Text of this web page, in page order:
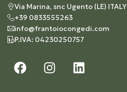
Via Marina, snc Ugento (LE) ITALY
+39 0833555263
info@frantoiocongedi.com
P.IVA: 04230250757